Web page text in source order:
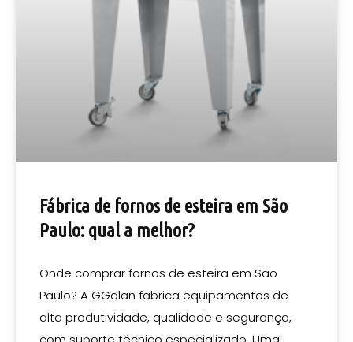
Fábrica de fornos de esteira em São
Paulo: qual a melhor?
Onde comprar fornos de esteira em São
Paulo? A GGalan fabrica equipamentos de
alta produtividade, qualidade e segurança,